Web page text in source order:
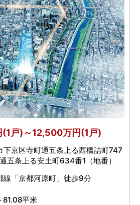
戸)～12,500万円(1戸)
下京区寺町通五条上る西橋詰町747
五条上る安土町634番1（地番）
線「京都河原町」徒歩9分
平米